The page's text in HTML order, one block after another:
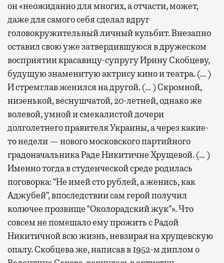
он «неожиданно для многих, а отчасти, может,
даже для самого себя сделал вдруг
головокружительный личный кульбит. Внезапно
оставил свою уже затвердившуюся в дружеском
восприятии красавицу-супругу Ирину Скобцеву,
будущую знаменитую актрису кино и театра. (… )
И стремглав женился на другой. (… ) Скромной,
низенькой, веснушчатой, 20-летней, однако же
волевой, умной и смекалистой дочери
долголетнего правителя Украины, а через какие-
то недели — нового московского партийного
градоначальника Раде Никитичне Хрущевой. (… )
Именно тогда в студенческой среде родилась
поговорка: “Не имей сто рублей, а женись, как
Аджубей”, впоследствии сам герой получил
колючее прозвище “Околорадский жук”». Что
совсем не помешало ему прожить с Радой
Никитичной всю жизнь, невзирая на хрущевскую
опалу. Скобцева же, написав в 1952-м диплом о